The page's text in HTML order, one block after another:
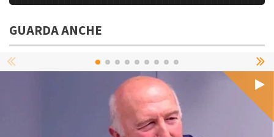
GUARDA ANCHE